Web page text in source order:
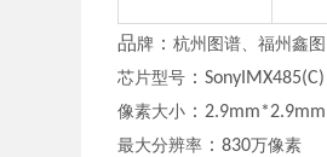
品牌 ：杭州图谱、福州鑫图
芯片型号 ：SonyIMX485(C)
像素大小 ： 2.9mm*2.9mm
最大分辨率 ：830万像素